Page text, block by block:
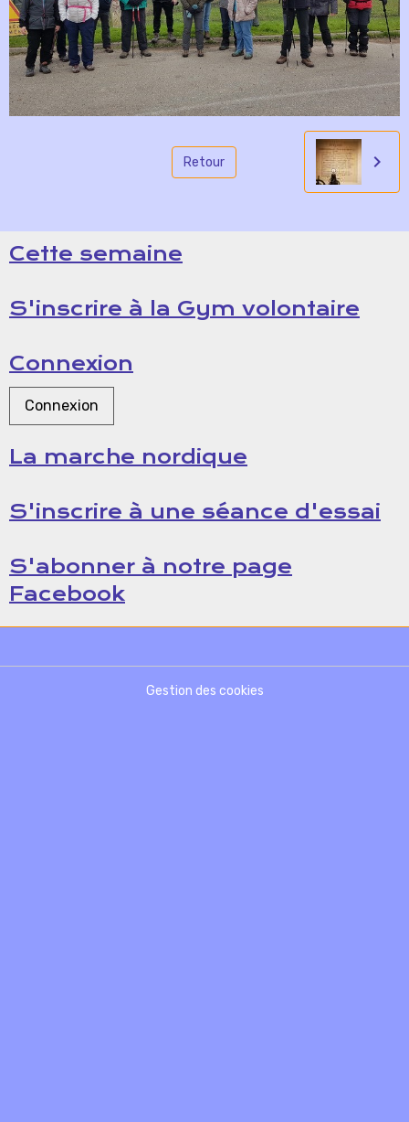
Retour
Cette semaine
S'inscrire à la Gym volontaire
Connexion
Connexion
La marche nordique
S'inscrire à une séance d'essai
S'abonner à notre page
Facebook
Gestion des cookies